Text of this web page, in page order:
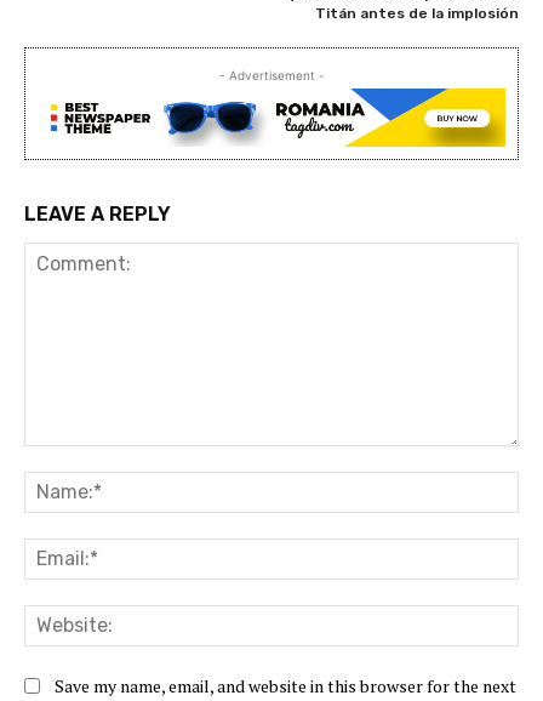
Titán antes de la implosión
- Advertisement -
LEAVE A REPLY
Save my name, email, and website in this browser for the next